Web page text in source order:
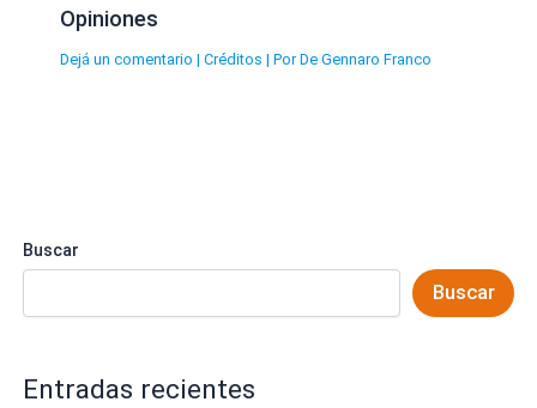
Opiniones
Dejá un comentario | Créditos | Por De Gennaro Franco
Buscar
Buscar
Entradas recientes